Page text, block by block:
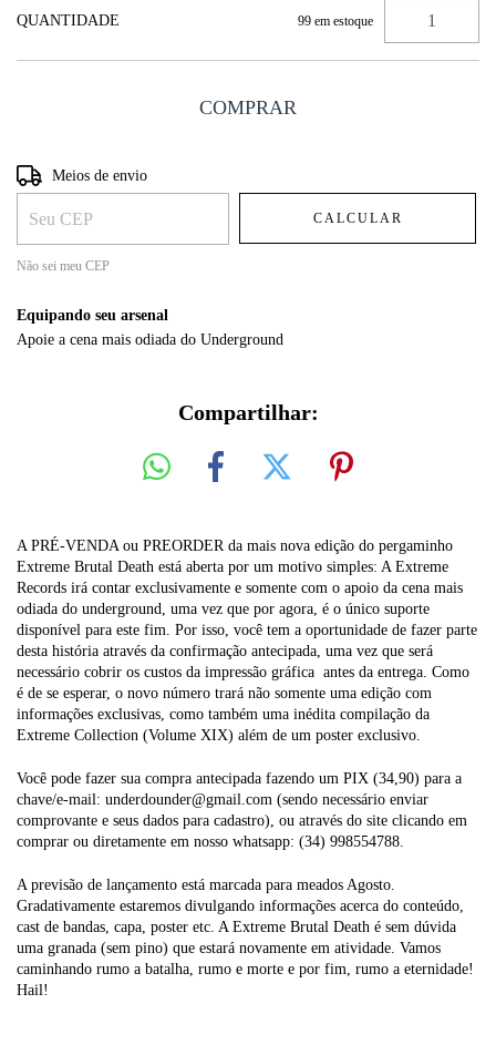
QUANTIDADE 99 em estoque
Entregas para o CEP:
Meios de envio
CALCULAR
Não sei meu CEP
Equipando seu arsenal
Apoie a cena mais odiada do Underground
Compartilhar:
A PRÉ-VENDA ou PREORDER da mais nova edição do pergaminho
Extreme Brutal Death está aberta por um motivo simples: A Extreme
Records irá contar exclusivamente e somente com o apoio da cena mais
odiada do underground, uma vez que por agora, é o único suporte
disponível para este fim. Por isso, você tem a oportunidade de fazer parte
desta história através da confirmação antecipada, uma vez que será
necessário cobrir os custos da impressão gráfica antes da entrega. Como
é de se esperar, o novo número trará não somente uma edição com
informações exclusivas, como também uma inédita compilação da
Extreme Collection (Volume XIX) além de um poster exclusivo.
Você pode fazer sua compra antecipada fazendo um PIX (34,90) para a
chave/e-mail: underdounder@gmail.com (sendo necessário enviar
comprovante e seus dados para cadastro), ou através do site clicando em
comprar ou diretamente em nosso whatsapp: (34) 998554788.
A previsão de lançamento está marcada para meados Agosto.
Gradativamente estaremos divulgando informações acerca do conteúdo,
cast de bandas, capa, poster etc. A Extreme Brutal Death é sem dúvida
uma granada (sem pino) que estará novamente em atividade. Vamos
caminhando rumo a batalha, rumo e morte e por fim, rumo a eternidade!
Hail!